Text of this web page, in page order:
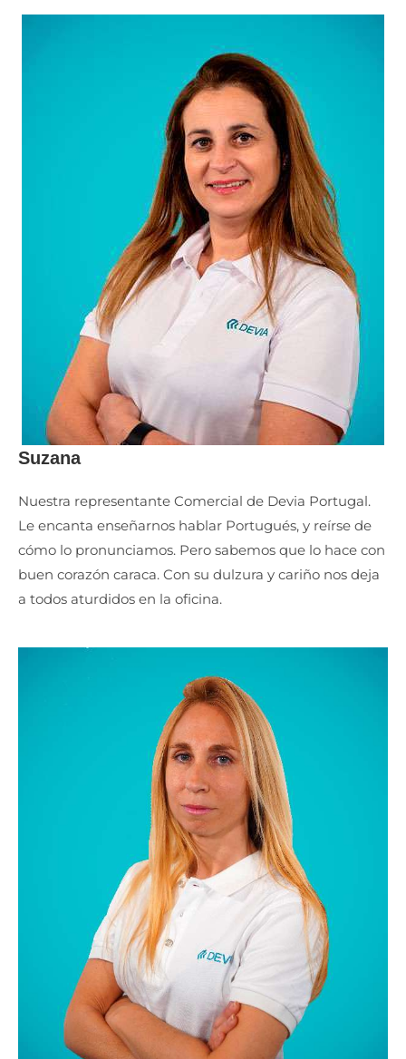
Suzana
Nuestra representante Comercial de Devia Portugal.
Le encanta enseñarnos hablar Portugués, y reírse de
cómo lo pronunciamos. Pero sabemos que lo hace con
buen corazón caraca. Con su dulzura y cariño nos deja
a todos aturdidos en la oficina.